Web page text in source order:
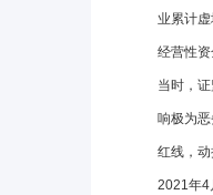
业累计
经营性资
当时，
响极为
红线，动
2021年4